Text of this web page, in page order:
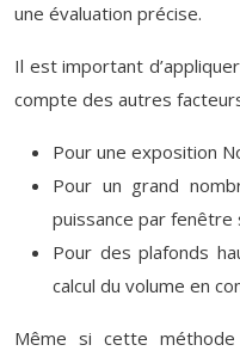
une évaluation précise.
Il est important
compte des autres
Pour une exposition
Pour un grand
puissance par fenêtre
Pour des plafonds
calcul du volume en
Même si cette